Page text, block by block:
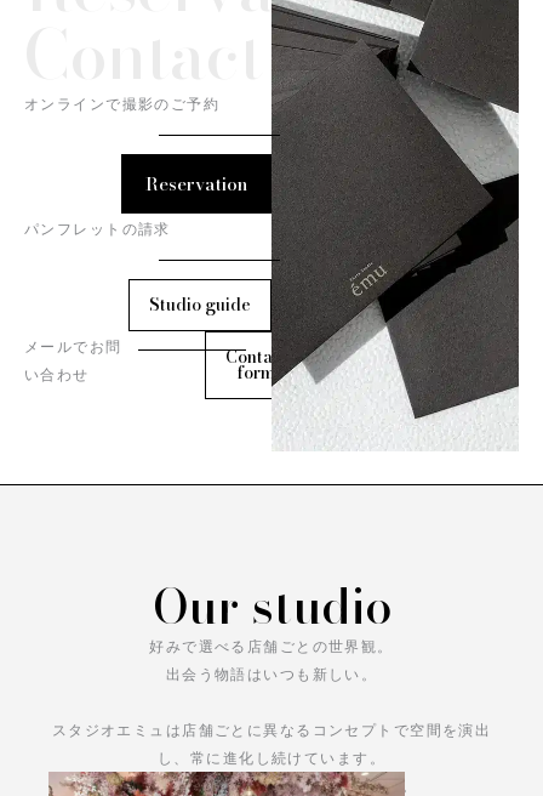
オンラインで撮影のご予約
Reservation
パンフレットの請求
Studio guide
メールでお問
い合わせ
Contact
form
Our studio
好みで選べる店舗ごとの世界観。
出会う物語はいつも新しい。
スタジオエミュは店舗ごとに異なるコンセプトで空間を演出
し、常に進化し続けています。
あなただけの物語をお楽しみください。